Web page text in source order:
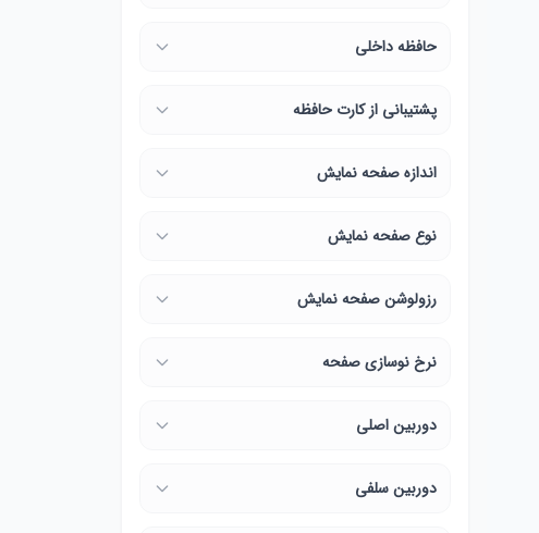
حافظه داخلی
پشتیبانی از کارت حافظه
اندازه صفحه نمایش
نوع صفحه نمایش
رزولوشن صفحه نمایش
نرخ نوسازی صفحه
دوربین اصلی
دوربین سلفی